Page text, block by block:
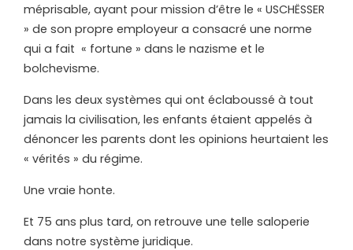
méprisable, ayant pour mission d’être le « USCHËSSER
» de son propre employeur a consacré une norme
qui a fait « fortune » dans le nazisme et le
bolchevisme.
Dans les deux systèmes qui ont éclaboussé à tout
jamais la civilisation, les enfants étaient appelés à
dénoncer les parents dont les opinions heurtaient les
« vérités » du régime.
Une vraie honte.
Et 75 ans plus tard, on retrouve une telle saloperie
dans notre système juridique.